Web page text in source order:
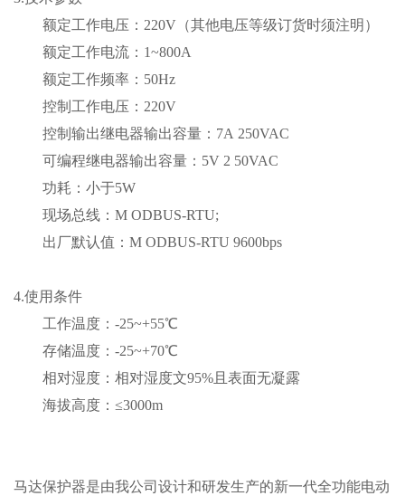
额定工作电压：220V（其他电压等级订货时须注明）
额定工作电流：1~800A
额定工作频率：50Hz
控制工作电压：220V
控制输出继电器输出容量：7A 250VAC
可编程继电器输出容量：5V 2 50VAC
功耗：小于5W
现场总线：M ODBUS-RTU;
出厂默认值：M ODBUS-RTU 9600bps
4.使用条件
工作温度：-25~+55℃
存储温度：-25~+70℃
相对湿度：相对湿度文95%且表面无凝露
海拔高度：≤3000m
马达保护器是由我公司设计和研发生产的新一代全功能电动